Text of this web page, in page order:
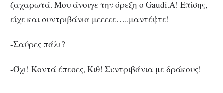
ζαχαρωτά. Μου άνοιγε την όρεξη ο Gaudi.Α! Επίσης,
είχε και συντριβάνια μεεεεε…..μαντέψτε!
-Σαύρες πάλι?
-Όχι! Κοντά έπεσες, Κιθ! Συντριβάνια με δράκους!